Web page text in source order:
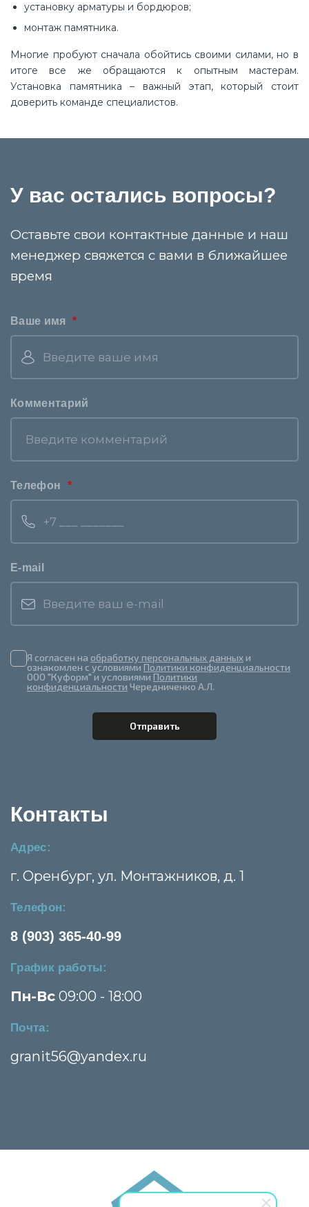
установку арматуры и бордюров;
монтаж памятника.
Многие пробуют сначала обойтись своими силами, но в
итоге все же обращаются к опытным мастерам.
Установка памятника – важный этап, который стоит
доверить команде специалистов.
У вас остались вопросы?
Оставьте свои контактные данные и наш
менеджер свяжется с вами в ближайшее
время
Ваше имя
Комментарий
Телефон
E-mail
Я согласен на обработку персональных данныхи
ознакомлен с условиями Политики конфиденциальности
ООО "Куформ" и условиями Политики
конфиденциальности Чередниченко А.Л.
Контакты
Адрес:
г. Оренбург, ул. Монтажников, д. 1
Телефон:
8 (903) 365-40-99
График работы:
Пн-Вс 09:00 - 18:00
Почта:
granit56@yandex.ru